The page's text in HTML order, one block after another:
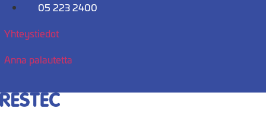
Mene
05 223 2400
Yhteystiedot
Anna palautetta